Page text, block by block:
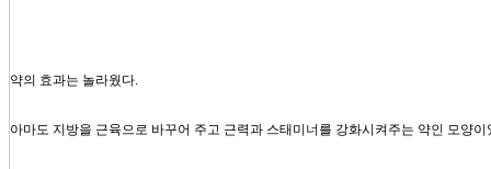
약의 효과는 놀라웠다.
아마도 지방을 근육으로 바꾸어 주고 근력과 스태미너를 강화시켜주는 약인 모양이